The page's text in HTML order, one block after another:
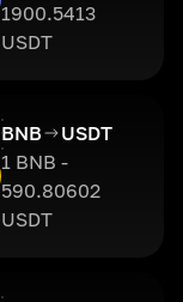
1900.5413
USDT
BNB
USDT
1 BNB -
590.80602
USDT